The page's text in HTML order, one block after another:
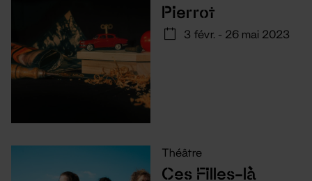
Pierrot
3 févr. - 26 mai 2023
Théâtre
Ces Filles-là